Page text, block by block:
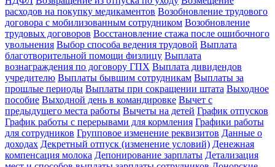
расходов на покупку медикаментов Возобновление трудового
договора с мобилизованным сотрудником Возобновление
трудовых договоров Восстановление стажа после ошибочного
увольнения Выбор способа ведения трудовой Выплата
благотворительной помощи физлицу Выплата
вознаграждения по договору ГПХ Выплата дивидендов
учредителю Выплаты бывшим сотрудникам Выплаты за
прошлые периоды Выплаты при сокращении штата Выходное
пособие Выходной день в командировке Вычет с
предыдущего места работы Вычеты на детей График отпусков
График работы с перерывами для кормления Графики работы
для сотрудников Групповое изменение реквизитов Данные о
доходах Декретный отпуск (изменение условий) Денежная
компенсация молока Депонирование зарплаты Детализация